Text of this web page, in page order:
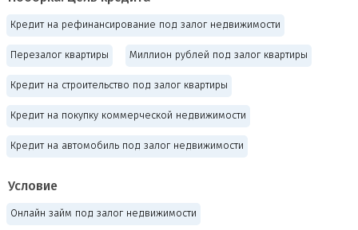
Кредит на рефинансирование под залог недвижимости
Перезалог квартиры Миллион рублей под залог квартиры
Кредит на строительство под залог квартиры
Кредит на покупку коммерческой недвижимости
Кредит на автомобиль под залог недвижимости
Условие
Онлайн займ под залог недвижимости